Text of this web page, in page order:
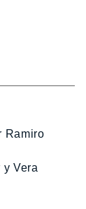
Ramiro
Vera